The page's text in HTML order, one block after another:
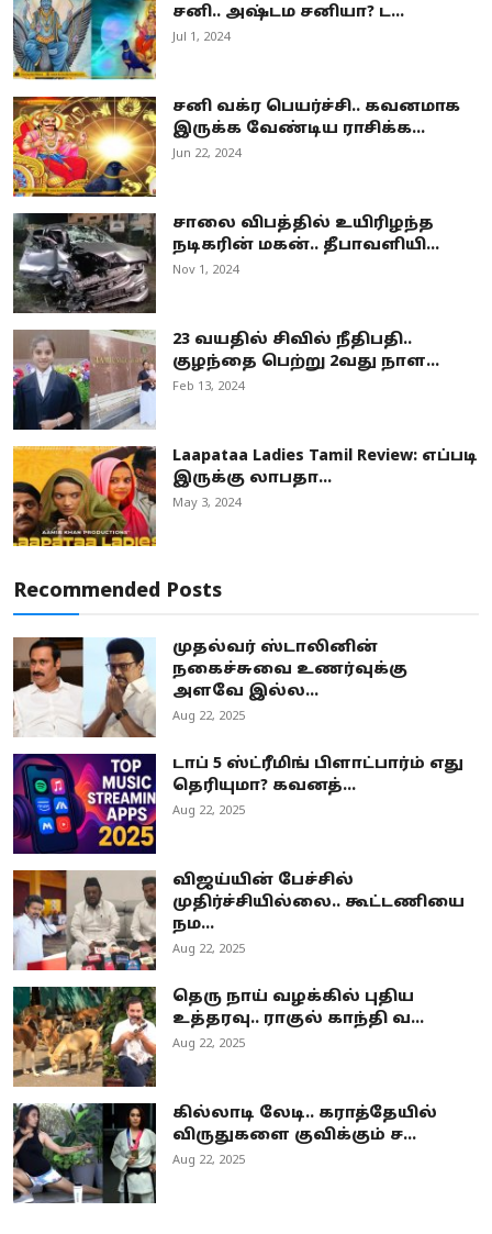
சனி.. அஷ்டம சனியா? ட...
Jul 1, 2024
சனி வக்ர பெயர்ச்சி.. கவனமாக
இருக்க வேண்டிய ராசிக்க...
Jun 22, 2024
சாலை விபத்தில் உயிரிழந்த
நடிகரின் மகன்.. தீபாவளியி...
Nov 1, 2024
23 வயதில் சிவில் நீதிபதி..
குழந்தை பெற்று 2வது நாள...
Feb 13, 2024
Laapataa Ladies Tamil Review: எப்படி
இருக்கு லாபதா...
May 3, 2024
Recommended Posts
முதல்வர் ஸ்டாலினின்
நகைச்சுவை உணர்வுக்கு
அளவே இல்ல...
Aug 22, 2025
டாப் 5 ஸ்ட்ரீமிங் பிளாட்பார்ம் எது
தெரியுமா? கவனத்...
Aug 22, 2025
விஜய்யின் பேச்சில்
முதிர்ச்சியில்லை.. கூட்டணியை
நம...
Aug 22, 2025
தெரு நாய் வழக்கில் புதிய
உத்தரவு.. ராகுல் காந்தி வ...
Aug 22, 2025
கில்லாடி லேடி.. கராத்தேயில்
விருதுகளை குவிக்கும் ச...
Aug 22, 2025